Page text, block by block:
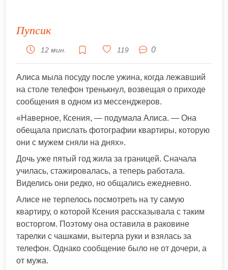
Пупсик
12 мин. 119 0
Алиса мыла посуду после ужина, когда лежавший
на столе телефон тренькнул, возвещая о приходе
сообщения в одном из мессенджеров.
«Наверное, Ксения, — подумала Алиса. — Она
обещала прислать фотографии квартиры, которую
они с мужем сняли на днях».
Дочь уже пятый год жила за границей. Сначала
училась, стажировалась, а теперь работала.
Виделись они редко, но общались ежедневно.
Алисе не терпелось посмотреть на ту самую
квартиру, о которой Ксения рассказывала с таким
восторгом. Поэтому она оставила в раковине
тарелки с чашками, вытерла руки и взялась за
телефон. Однако сообщение было не от дочери, а
от мужа.